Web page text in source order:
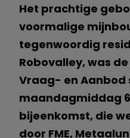
Het prachtige
voormalige
tegenwoordig
Robovalley, was
Vraag- en Aanbod
maandagmiddag
bijeenkomst, die
door FME,